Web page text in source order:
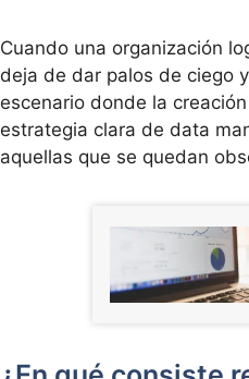
Cuando una organización
deja de dar palos de ciego
escenario donde la
estrategia clara de data
aquellas que se quedan